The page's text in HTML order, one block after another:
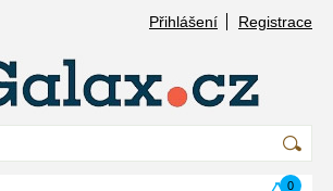
Přihlášení Registrace
0